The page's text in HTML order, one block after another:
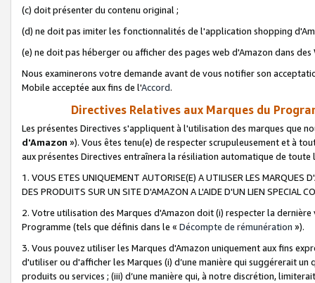
(c) doit présenter du contenu original ;
(d) ne doit pas imiter les fonctionnalités de l'application shopping
(e) ne doit pas héberger ou afficher des pages web d'Amazon dans
Nous examinerons votre demande avant de vous notifier son
Mobile acceptée aux fins de l'Accord.
Directives Relatives aux Marques du
Les présentes Directives s'appliquent à l'utilisation des marques que
d'Amazon »). Vous êtes tenu(e) de respecter scrupuleusement et à
aux présentes Directives entraînera la résiliation automatique de
1. VOUS ETES UNIQUEMENT AUTORISE(E) A UTILISER LES MARQUES
DES PRODUITS SUR UN SITE D'AMAZON A L'AIDE D'UN LIEN SPECIAL
2. Votre utilisation des Marques d'Amazon doit (i) respecter la
Programme (tels que définis dans le « Décompte de rémunération »).
3. Vous pouvez utiliser les Marques d'Amazon uniquement aux fins
d'utiliser ou d'afficher les Marques (i) d’une manière qui suggérerait
produits ou services ; (iii) d’une manière qui, à notre discrétion,